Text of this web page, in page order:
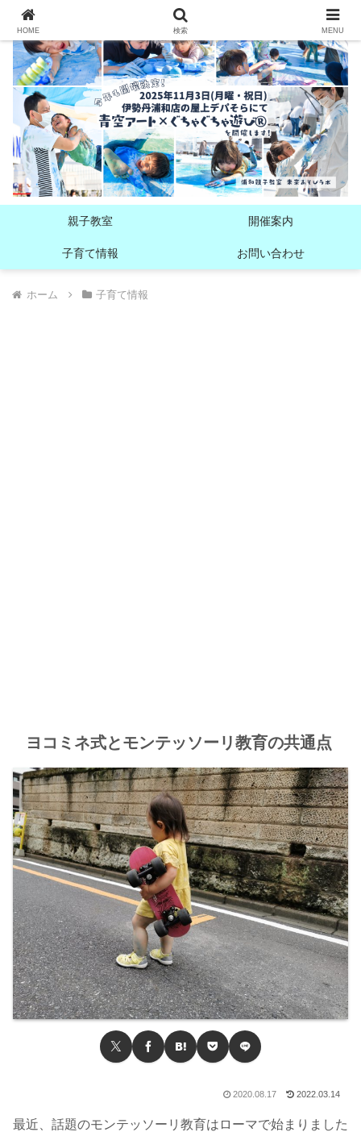
親子教室 開催案内
子育て情報 お問い合わせ
ホーム 子育て情報
ヨコミネ式とモンテッソーリ教育の共通点
2020.08.17 2022.03.14
最近、話題のモンテッソーリ教育はローマで始まりました
HOME 検索 MENU